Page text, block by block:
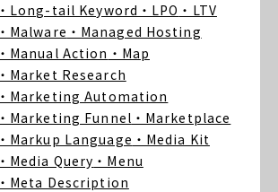
・Long-tail Keyword ・LPO ・LTV
・Malware ・Managed Hosting
・Manual Action ・Map
・Market Research
・Marketing Automation
・Marketing Funnel ・Marketplace
・Markup Language ・Media Kit
・Media Query ・Menu
・Meta Description